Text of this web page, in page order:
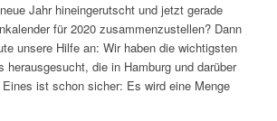
Jahr hineingerutscht und jetzt gerade
für 2020 zusammenzustellen? Dann
unsere Hilfe an: Wir haben die wichtigsten
herausgesucht, die in Hamburg und darüber
ist schon sicher: Es wird eine Menge